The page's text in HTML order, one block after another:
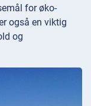
for øko-
også en viktig
og